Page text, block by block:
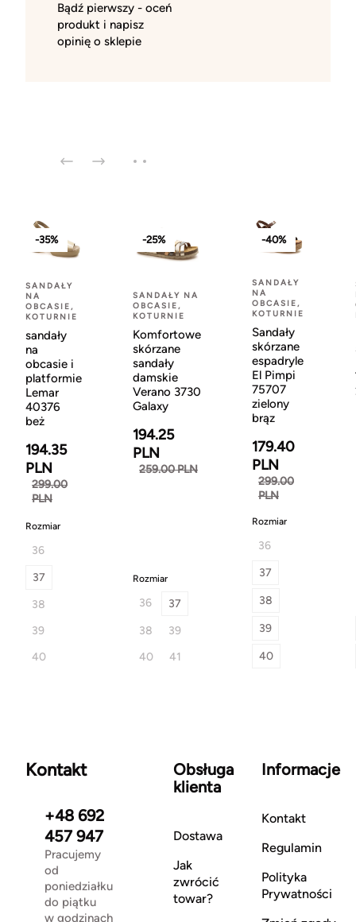
Bądź pierwszy - oceń
produkt i napisz
opinię o sklepie
-35%
SANDAŁY
NA
OBCASIE,
KOTURNIE
sandały
na
obcasie i
platformie
Lemar
40376
beż
194.35
PLN
299.00
PLN
Rozmiar
36
37
38
39
40
-25%
SANDAŁY NA
OBCASIE,
KOTURNIE
Komfortowe
skórzane
sandały
damskie
Verano 3730
Galaxy
194.25
PLN
259.00 PLN
Rozmiar
36
37
38
39
40
41
-40%
SANDAŁY
NA
OBCASIE,
KOTURNIE
Sandały
skórzane
espadryle
El Pimpi
75707
zielony
brąz
179.40
PLN
299.00
PLN
Rozmiar
36
37
38
39
40
Kontakt
+48 692
457 947
Pracujemy
od
poniedziałku
do piątku
w godzinach
Obsługa
klienta
Dostawa
Jak
zwrócić
towar?
Informacje
Kontakt
Regulamin
Polityka
Prywatności